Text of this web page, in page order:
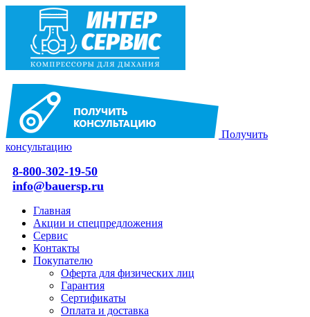
Получить
консультацию
8-800-302-19-50
info@bauersp.ru
Главная
Акции и спецпредложения
Сервис
Контакты
Покупателю
Оферта для физических лиц
Гарантия
Сертификаты
Оплата и доставка